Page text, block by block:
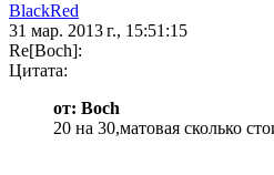
BlackRed
31 мар. 2013 г., 15:51:15
Re[Boch]:
Цитата:
от: Boch
20 на 30,матовая сколько